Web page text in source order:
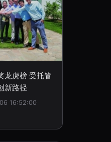
龙虎榜 受托管
新路径
16:52:00